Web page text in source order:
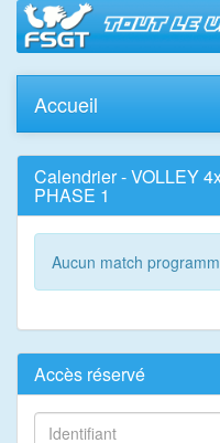
Accueil
Calendrier - VOLLEY
PHASE 1
Aucun match
Accès réservé